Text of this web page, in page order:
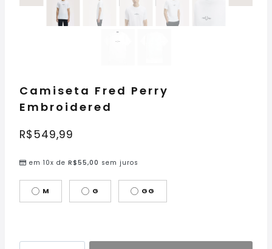
Camiseta Fred Perry
Embroidered
R$549,99
em 10x de R$55,00 sem juros
M G GG